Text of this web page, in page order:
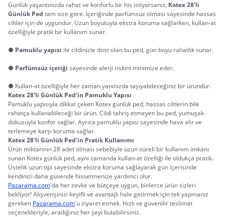
Günlük yaşantınızda rahat ve konforlu bir his istiyorsanız, Kotex 28'li
Günlük Ped tam size göre. İçeriğinde parfümsüz olması sayesinde hassas
ciltler için de uygundur. Uzun boyutuyla ekstra koruma sağlarken, kullan-at
özelliğiyle pratik bir kullanım sunar.
● Pamuklu yapısı ile cildinizle dost olan bu ped, gün boyu rahatlık sunar.
● Parfümsüz içeriği sayesinde alerji riskini minimize eder.
● Kullan-at özelliğiyle her zaman yanınızda taşıyabileceğiniz bir üründür.
Kotex 28'li Günlük Ped'in Pamuklu Yapısı
Pamuklu yapısıyla dikkat çeken Kotex günlük ped, hassas ciltlerin bile
rahatça kullanabileceği bir ürün. Cildi tahriş etmeyen bu ped, yumuşak
dokusuyla konfor sağlar. Ayrıca pamuklu yapısı sayesinde hava alır ve
terlemeye karşı koruma sağlar.
Kotex 28'li Günlük Ped'in Pratik Kullanımı
Ürün miktarının 28 adet olması sebebiyle uzun süreli bir kullanım imkanı
sunan Kotex günlük ped, aynı zamanda kullan-at özelliği ile oldukça pratik.
Üstelik uzun tipi sayesinde ekstra koruma sağlayarak gün içerisinde
kendinizi daha güvende hissetmenize yardımcı olur.
Pazarama.com'da her zevke ve bütçeye uygun, binlerce ürün sizleri
bekliyor! Alışverişinizi keyifli ve avantajlı hale getirmek için tek yapmanız
gereken Pazarama.com'u ziyaret etmek. Hızlı ve güvenilir teslimat
seçenekleriyle, aradığınız her şeyi bulabilirsiniz.